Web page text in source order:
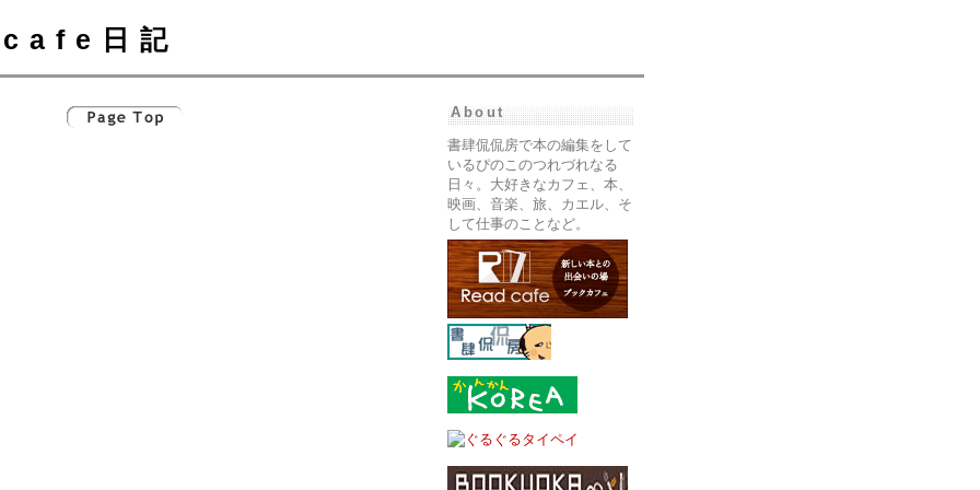
cafe日記
About
書肆侃侃房で本の編集をして
いるぴのこのつれづれなる
日々。大好きなカフェ、本、
映画、音楽、旅、カエル、そ
して仕事のことなど。